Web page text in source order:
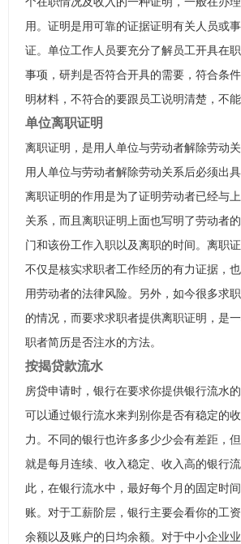
用。证明是用可靠的证据证明有关人员或
证。单位工作人员要充分了解员工开具在
事项，研判是否符合开具的需要，符合条
明材料，不符合的要跟员工说明清楚，不能
单位离职证明
离职证明，是用人单位与劳动者解除劳动
用人单位与劳动者解除劳动关系后必须出具
离职证明的作用是为了证明劳动者已经与
关系，而且离职证明上面也写明了劳动者
门和该份工作入职以及离职的时间。离职
不仅是核实求职者工作经历的有力证据，
用劳动者的法律风险。另外，如今很多求
的情况，而要求求职者提供离职证明，是
职者简历是否注水的方法。
按揭贷款流水
房贷申请时，银行在要求你提供银行流水
可以通过银行流水来判别你是否有稳定的
力。不同的银行也许多多少少会有差距，
就是每月连续、收入稳定、收入高的银行
此，在银行流水中，最好每个月的固定时
账。对于工薪阶层，银行主要会看你的工
余额以及账户的日均余额。对于中小企业